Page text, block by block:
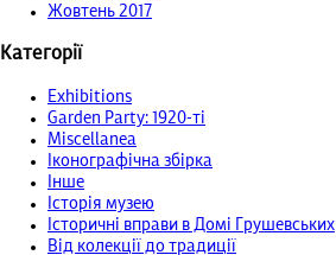
Жовтень 2017
Категорії
Exhibitions
Garden Party: 1920-ті
Miscellanea
Іконографічна збірка
Інше
Історія музею
Історичні вправи в Домі Грушевських
Від колекції до традиції